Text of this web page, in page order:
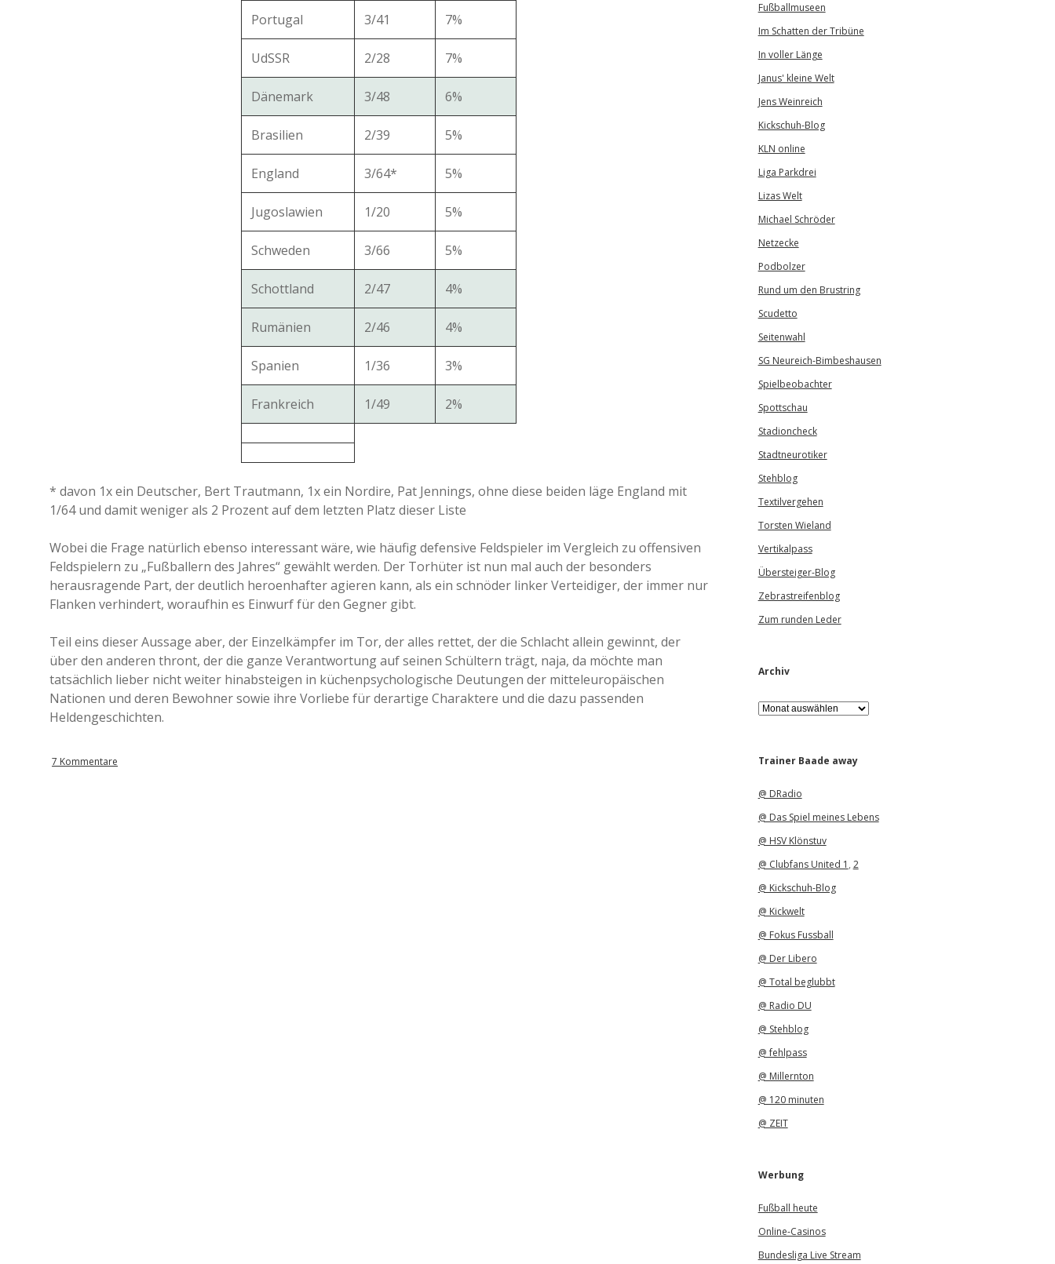
Portugal 3/41 7%
UdSSR 2/28 7%
Dänemark 3/48 6%
Brasilien 2/39 5%
England 3/64* 5%
Jugoslawien 1/20 5%
Schweden 3/66 5%
Schottland 2/47 4%
Rumänien 2/46 4%
Spanien 1/36 3%
Frankreich 1/49 2%
* davon 1x ein Deutscher, Bert Trautmann, 1x ein Nordire, Pat Jennings, ohne diese beiden läge England mit
1/64 und damit weniger als 2 Prozent auf dem letzten Platz dieser Liste
Wobei die Frage natürlich ebenso interessant wäre, wie häufig defensive Feldspieler im Vergleich zu offensiven
Feldspielern zu „Fußballern des Jahres“ gewählt werden. Der Torhüter ist nun mal auch der besonders
herausragende Part, der deutlich heroenhafter agieren kann, als ein schnöder linker Verteidiger, der immer nur
Flanken verhindert, woraufhin es Einwurf für den Gegner gibt.
Teil eins dieser Aussage aber, der Einzelkämpfer im Tor, der alles rettet, der die Schlacht allein gewinnt, der
über den anderen thront, der die ganze Verantwortung auf seinen Schültern trägt, naja, da möchte man
tatsächlich lieber nicht weiter hinabsteigen in küchenpsychologische Deutungen der mitteleuropäischen
Nationen und deren Bewohner sowie ihre Vorliebe für derartige Charaktere und die dazu passenden
Heldengeschichten.
7 Kommentare
Fußballmuseen
Im Schatten der Tribüne
In voller Länge
Janus' kleine Welt
Jens Weinreich
Kickschuh-Blog
KLN online
Liga Parkdrei
Lizas Welt
Michael Schröder
Netzecke
Podbolzer
Rund um den Brustring
Scudetto
Seitenwahl
SG Neureich-Bimbeshausen
Spielbeobachter
Spottschau
Stadioncheck
Stadtneurotiker
Stehblog
Textilvergehen
Torsten Wieland
Vertikalpass
Übersteiger-Blog
Zebrastreifenblog
Zum runden Leder
Archiv
A
r
iTrainer Baade away
@ DRadio
@ Das Spiel meines Lebens
@ HSV Klönstuv
@ Clubfans United 1 , 2
@ Kickschuh-Blog
@ Kickwelt
@ Fokus Fussball
@ Der Libero
@ Total beglubbt
@ Radio DU
@ Stehblog
@ fehlpass
@ Millernton
@ 120 minuten
@ ZEIT
Werbung
Fußball heute
Online-Casinos
Bundesliga Live Stream